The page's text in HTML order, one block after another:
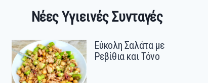
Νέες Υγιεινές Συνταγές
Εύκολη Σαλάτα με
Ρεβίθια και Τόνο